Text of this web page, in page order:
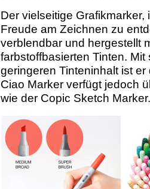
Der vielseitige
Freude am Zeichnen zu
verblendbar und hergestellt
farbstoffbasierten Tinten.
geringeren Tinteninhalt ist
Ciao Marker verfügt jedoch
wie der Copic Sketch Marker.